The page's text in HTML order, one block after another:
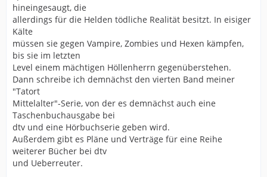
hineingesaugt, die
allerdings für die Helden tödliche Realität besitzt. In eisiger
Kälte
müssen sie gegen Vampire, Zombies und Hexen kämpfen,
bis sie im letzten
Level einem mächtigen Höllenherrn gegenüberstehen.
Dann schreibe ich demnächst den vierten Band meiner
"Tatort
Mittelalter"-Serie, von der es demnächst auch eine
Taschenbuchausgabe bei
dtv und eine Hörbuchserie geben wird.
Außerdem gibt es Pläne und Verträge für eine Reihe
weiterer Bücher bei dtv
und Ueberreuter.